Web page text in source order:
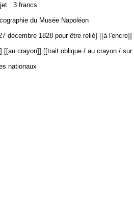
: 3 francs
du Musée Napoléon
décembre 1828 pour être relié] [[à l'encre]]
[[au crayon]] [[trait oblique / au crayon / sur
nationaux